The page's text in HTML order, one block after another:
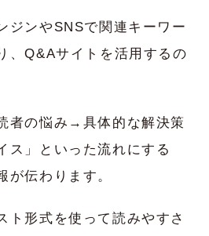
ジンやSNSで関連キーワー
、Q&Aサイトを活用するの
者の悩み→具体的な解決策
ス」といった流れにする
が伝わります。
ト形式を使って読みやすさ